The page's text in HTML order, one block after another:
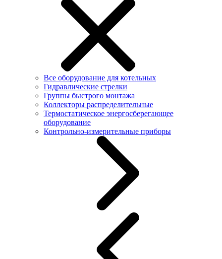
Все оборудование для котельных
Гидравлические стрелки
Группы быстрого монтажа
Коллекторы распределительные
Термостатическое энергосберегающее
оборудование
Контрольно-измерительные приборы